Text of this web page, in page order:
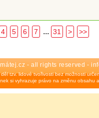
4 5 6 7 ... 31 > >>
- all rights reserved -
tzv. lidové tvořivosti bez možnosti
si vyhrazuje právo na změnu obsahu